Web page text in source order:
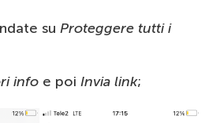
su Proteggere tutti i
info e poi Invia link;